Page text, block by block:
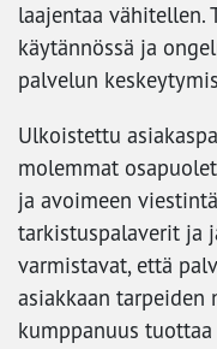
laajentaa vähitellen.
käytännössä ja
palvelun
Ulkoistettu
molemmat
ja avoimeen
tarkistuspalaverit ja
varmistavat, että
asiakkaan tarpeiden
kumppanuus